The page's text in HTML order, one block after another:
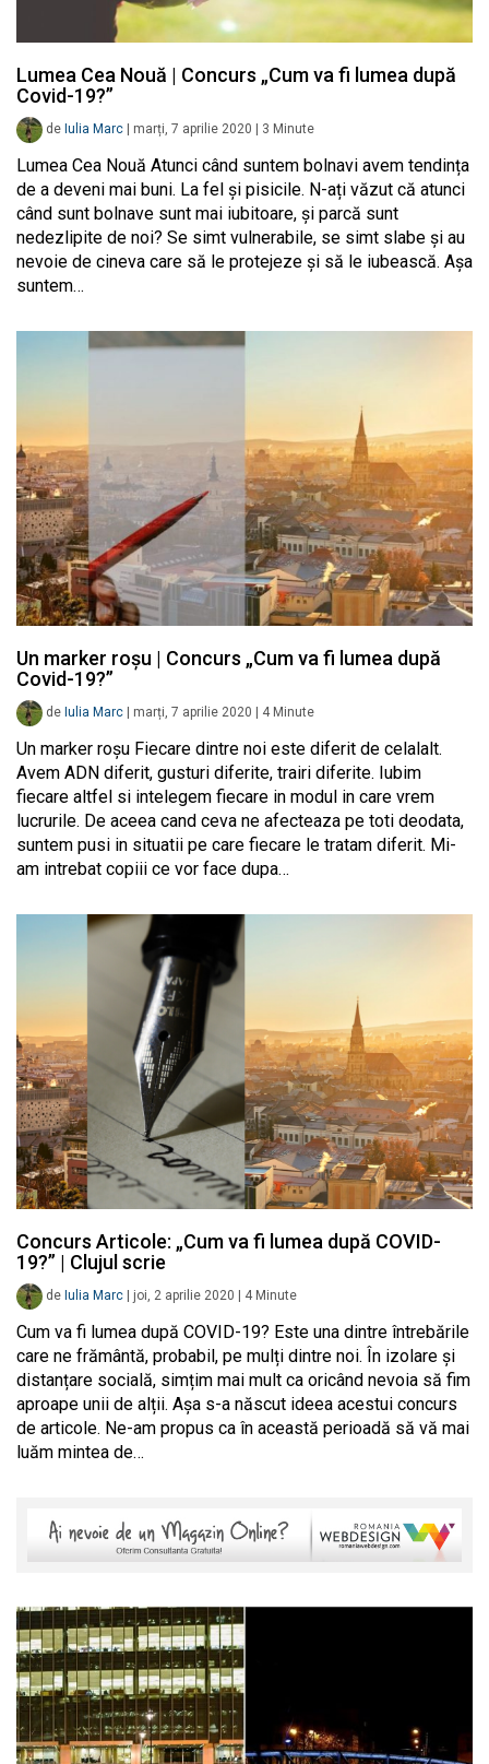
Lumea Cea Nouă | Concurs „Cum va fi lumea după
Covid-19?”
de Iulia Marc marți, 7 aprilie 2020 3 Minute
Lumea Cea Nouă Atunci când suntem bolnavi avem tendința
de a deveni mai buni. La fel și pisicile. N-ați văzut că atunci
când sunt bolnave sunt mai iubitoare, și parcă sunt
nedezlipite de noi? Se simt vulnerabile, se simt slabe și au
nevoie de cineva care să le protejeze și să le iubească. Așa
suntem…
Un marker roșu | Concurs „Cum va fi lumea după
Covid-19?”
de Iulia Marc marți, 7 aprilie 2020 4 Minute
Un marker roșu Fiecare dintre noi este diferit de celalalt.
Avem ADN diferit, gusturi diferite, trairi diferite. Iubim
fiecare altfel si intelegem fiecare in modul in care vrem
lucrurile. De aceea cand ceva ne afecteaza pe toti deodata,
suntem pusi in situatii pe care fiecare le tratam diferit. Mi-
am intrebat copiii ce vor face dupa…
Concurs Articole: „Cum va fi lumea după COVID-
19?” | Clujul scrie
de Iulia Marc joi, 2 aprilie 2020 4 Minute
Cum va fi lumea după COVID-19? Este una dintre întrebările
care ne frământă, probabil, pe mulți dintre noi. În izolare și
distanțare socială, simțim mai mult ca oricând nevoia să fim
aproape unii de alții. Așa s-a născut ideea acestui concurs
de articole. Ne-am propus ca în această perioadă să vă mai
luăm mintea de…